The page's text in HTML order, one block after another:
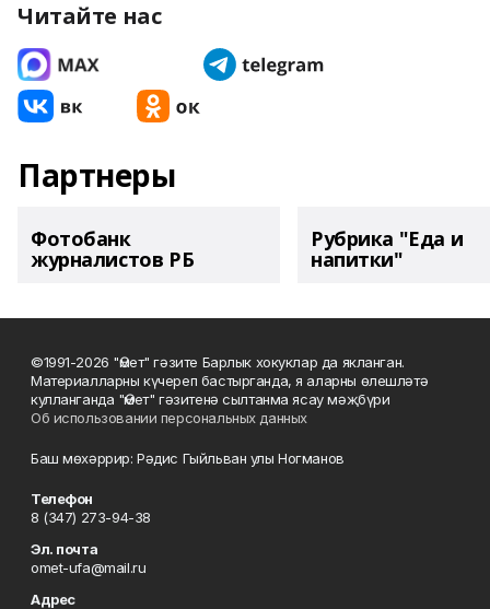
Читайте нас
Партнеры
Фотобанк
журналистов РБ
Рубрика "Еда и
напитки"
©1991-2026 "Өмет" гәзите Барлык хокуклар да якланган.
Материалларны күчереп бастырганда, я аларны өлешләтә
кулланганда "Өмет" гәзитенә сылтанма ясау мәҗбүри
Об использовании персональных данных
Баш мөхәррир: Рәдис Гыйльван улы Ногманов
Телефон
8 (347) 273-94-38
Эл. почта
omet-ufa@mail.ru
Адрес